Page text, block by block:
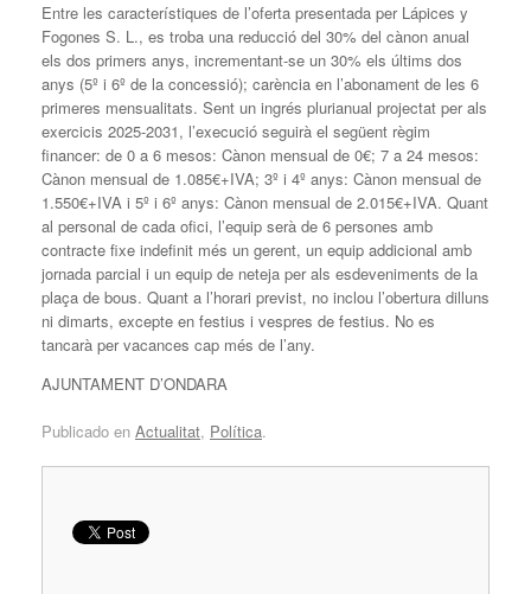
Entre les característiques de l’oferta presentada per Lápices y
Fogones S. L., es troba una reducció del 30% del cànon anual
els dos primers anys, incrementant-se un 30% els últims dos
anys (5º i 6º de la concessió); carència en l’abonament de les 6
primeres mensualitats. Sent un ingrés plurianual projectat per als
exercicis 2025-2031, l’execució seguirà el següent règim
financer: de 0 a 6 mesos: Cànon mensual de 0€; 7 a 24 mesos:
Cànon mensual de 1.085€+IVA; 3º i 4º anys: Cànon mensual de
1.550€+IVA i 5º i 6º anys: Cànon mensual de 2.015€+IVA. Quant
al personal de cada ofici, l’equip serà de 6 persones amb
contracte fixe indefinit més un gerent, un equip addicional amb
jornada parcial i un equip de neteja per als esdeveniments de la
plaça de bous. Quant a l’horari previst, no inclou l’obertura dilluns
ni dimarts, excepte en festius i vespres de festius. No es
tancarà per vacances cap més de l’any.
AJUNTAMENT D’ONDARA
Publicado en Actualitat, Política.